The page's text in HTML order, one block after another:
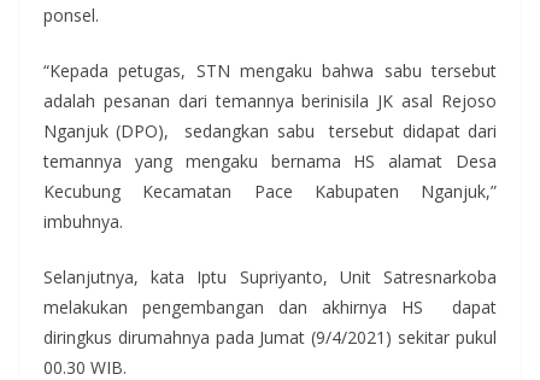
ponsel.
“Kepada petugas, STN mengaku bahwa sabu tersebut
adalah pesanan dari temannya berinisila JK asal Rejoso
Nganjuk (DPO), sedangkan sabu tersebut didapat dari
temannya yang mengaku bernama HS alamat Desa
Kecubung Kecamatan Pace Kabupaten Nganjuk,”
imbuhnya.
Selanjutnya, kata Iptu Supriyanto, Unit Satresnarkoba
melakukan pengembangan dan akhirnya HS dapat
diringkus dirumahnya pada Jumat (9/4/2021) sekitar pukul
00.30 WIB.